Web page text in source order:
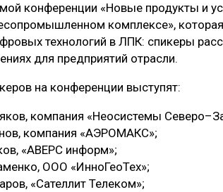
МНЕНИЕ
конференции «Новые продукты и
комплексе»,
технологий в ЛПК: спикеры
для предприятий отрасли.
на конференции выступят:
компания «Неосистемы
компания «АЭРОМАКС»;
«АВЕРС информ»;
ООО «ИнноГеоТех»;
«Сателлит Телеком»;